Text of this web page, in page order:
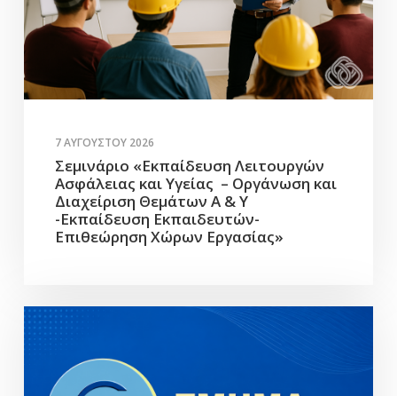
7 ΑΥΓΟΎΣΤΟΥ 2026
Σεμινάριο «Εκπαίδευση Λειτουργών
Ασφάλειας και Υγείας – Οργάνωση και
Διαχείριση Θεμάτων Α & Υ
-Εκπαίδευση Εκπαιδευτών-
Επιθεώρηση Χώρων Εργασίας»